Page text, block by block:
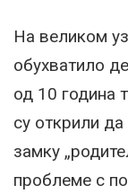
На великом
обухватило
од 10 година
су открили да
замку
проблеме с